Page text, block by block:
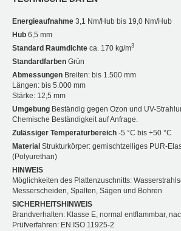
Energieaufnahme 3,1 Nm/Hub bis 19,0 Nm/Hub
Hub 6,5 mm
Standard Raumdichte ca. 170 kg/m3
Standardfarben Grün
Abmessungen Breiten: bis 1.500 mm
Längen: bis 5.000 mm
Stärke: 12,5 mm
Umgebung Beständig gegen Ozon und UV-
Chemische Beständigkeit auf Anfrage.
Zulässiger Temperaturbereich -5 °C bis +50 °C
Material Strukturkörper: gemischtzelliges PUR-
(Polyurethan)
HINWEIS
Möglichkeiten des Plattenzuschnitts:
Messerscheiden, Spalten, Sägen und Bohren
SICHERHEITSHINWEIS
Brandverhalten: Klasse E, normal entflammbar,
Prüfverfahren: EN ISO 11925-2